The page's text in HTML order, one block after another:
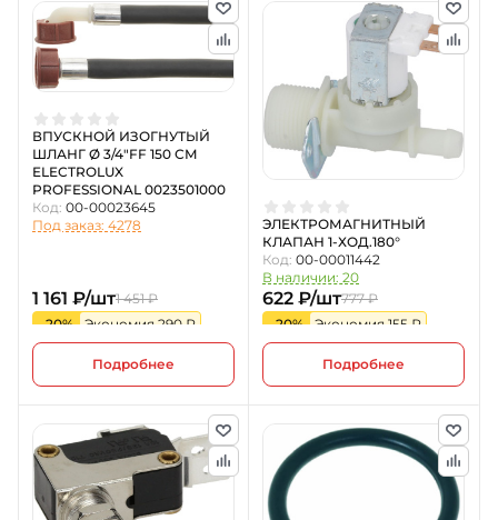
ВПУСКНОЙ ИЗОГНУТЫЙ
ШЛАНГ Ø 3/4"FF 150 СМ
ELECTROLUX
PROFESSIONAL 0023501000
Код: 00-00023645
Под заказ: 4278
1 161 ₽/шт1 451 ₽
-20%
Экономия 290 ₽
Подробнее
ЭЛЕКТРОМАГНИТНЫЙ
КЛАПАН 1-ХОД.180°
Код: 00-00011442
В наличии: 20
622 ₽/шт777 ₽
-20%
Экономия 155 ₽
Подробнее